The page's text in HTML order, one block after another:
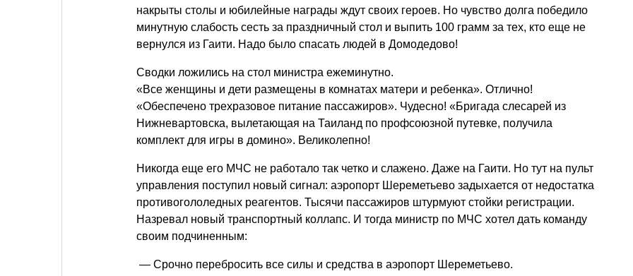
накрыты столы и юбилейные награды ждут своих героев. Но чувство долга победило
минутную слабость сесть за праздничный стол и выпить 100 грамм за тех, кто еще не
вернулся из Гаити. Надо было спасать людей в Домодедово!
Сводки ложились на стол министра ежеминутно.
«Все женщины и дети размещены в комнатах матери и ребенка». Отлично!
«Обеспечено трехразовое питание пассажиров». Чудесно! «Бригада слесарей из
Нижневартовска, вылетающая на Таиланд по профсоюзной путевке, получила
комплект для игры в домино». Великолепно!
Никогда еще его МЧС не работало так четко и слажено. Даже на Гаити. Но тут на пульт
управления поступил новый сигнал: аэропорт Шереметьево задыхается от недостатка
противогололедных реагентов. Тысячи пассажиров штурмуют стойки регистрации.
Назревал новый транспортный коллапс. И тогда министр по МЧС хотел дать команду
своим подчиненным:
— Срочно перебросить все силы и средства в аэропорт Шереметьево.